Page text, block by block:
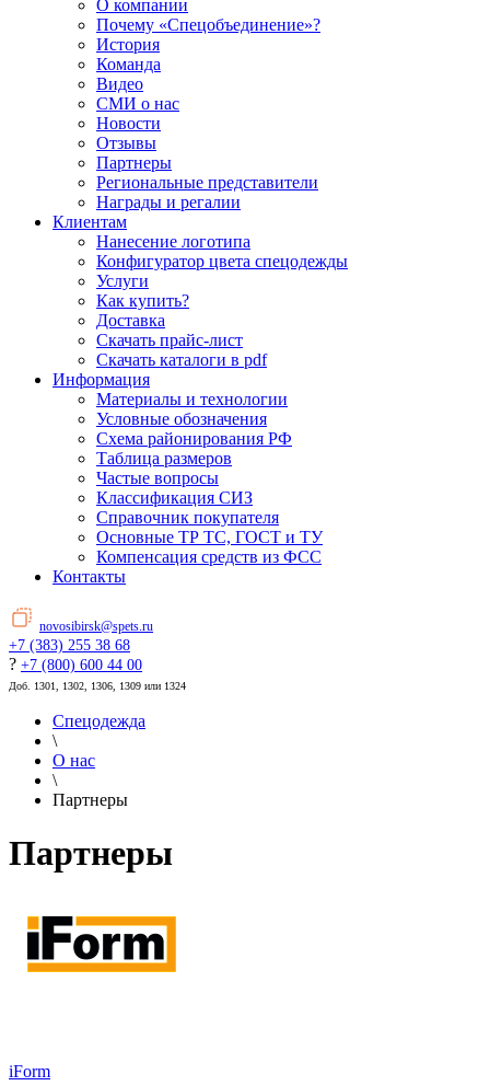
О компании
Почему «Спецобъединение»?
История
Команда
Видео
СМИ о нас
Новости
Отзывы
Партнеры
Региональные представители
Награды и регалии
Клиентам
Нанесение логотипа
Конфигуратор цвета спецодежды
Услуги
Как купить?
Доставка
Скачать прайс-лист
Скачать каталоги в pdf
Информация
Материалы и технологии
Условные обозначения
Схема районирования РФ
Таблица размеров
Частые вопросы
Классификация СИЗ
Справочник покупателя
Основные ТР ТС, ГОСТ и ТУ
Компенсация средств из ФСС
Контакты
novosibirsk@spets.ru
+7 (383) 255 38 68
? +7 (800) 600 44 00
Доб. 1301, 1302, 1306, 1309 или 1324
Спецодежда
\
О нас
\
Партнеры
Партнеры
iForm